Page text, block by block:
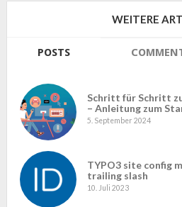
WEITERE
POSTS
Schritt für Schritt
– Anleitung zum
5. September 2024
TYPO3 site config
trailing slash
10. Juli 2023